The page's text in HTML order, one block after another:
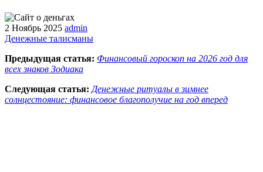
2 Ноябрь 2025 admin
Денежные талисманы
Предыдущая статья: Финансовый гороскоп на 2026 год для
всех знаков Зодиака
Следующая статья: Денежные ритуалы в зимнее
солнцестояние: финансовое благополучие на год вперед